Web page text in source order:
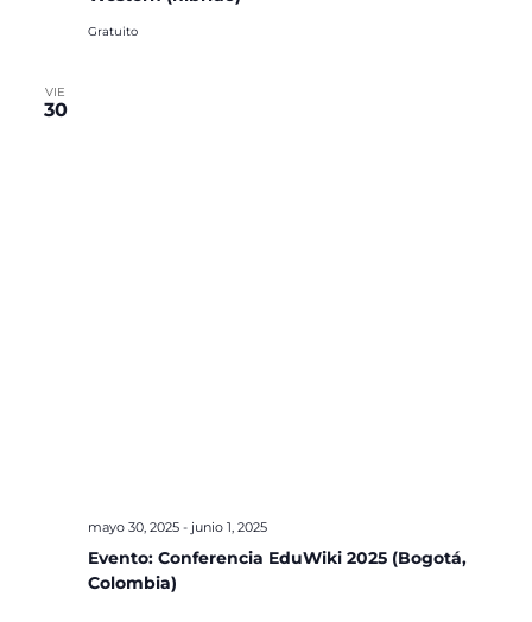
Gratuito
VIE
30
Evento: Conferencia EduWiki 2025 (Bogotá,
Colombia)
mayo 30, 2025- junio 1, 2025